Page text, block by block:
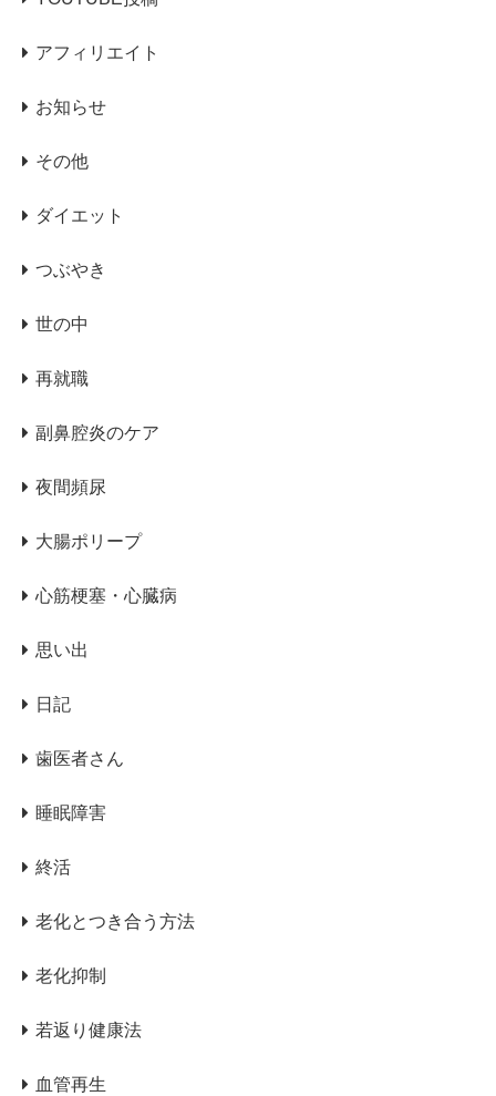
アフィリエイト
お知らせ
その他
ダイエット
つぶやき
世の中
再就職
副鼻腔炎のケア
夜間頻尿
大腸ポリープ
心筋梗塞・心臓病
思い出
日記
歯医者さん
睡眠障害
終活
老化とつき合う方法
老化抑制
若返り健康法
血管再生